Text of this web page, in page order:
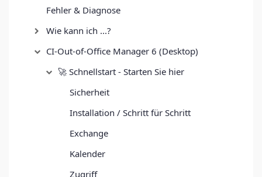
Fehler & Diagnose
Wie kann ich ...?
CI-Out-of-Office Manager 6 (Desktop)
🚀 Schnellstart - Starten Sie hier
Sicherheit
Installation / Schritt für Schritt
Exchange
Kalender
Zugriff